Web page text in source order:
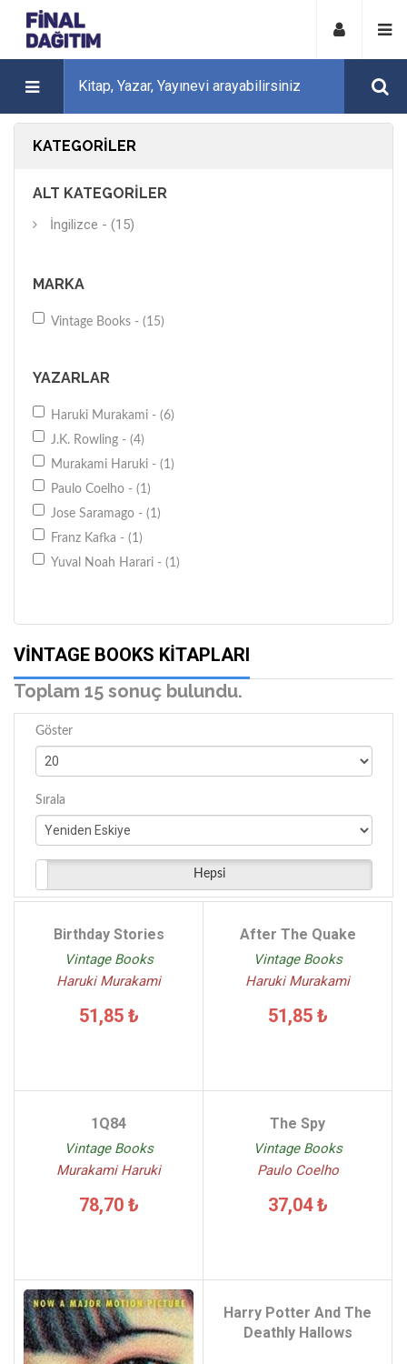
KATEGORILER
ALT KATEGORILER
İngilizce - (15)
MARKA
Vintage Books - (15)
YAZARLAR
Haruki Murakami - (6)
J.K. Rowling - (4)
Murakami Haruki - (1)
Paulo Coelho - (1)
Jose Saramago - (1)
Franz Kafka - (1)
Yuval Noah Harari - (1)
VINTAGE BOOKS KITAPLARI
Toplam 15 sonuç bulundu.
Göster
Sırala
Hepsi
Birthday Stories
Vintage Books
Haruki Murakami
51,85 ₺
After The Quake
Vintage Books
Haruki Murakami
51,85 ₺
1Q84
Vintage Books
Murakami Haruki
78,70 ₺
The Spy
Vintage Books
Paulo Coelho
37,04 ₺
Harry Potter And The
Deathly Hallows